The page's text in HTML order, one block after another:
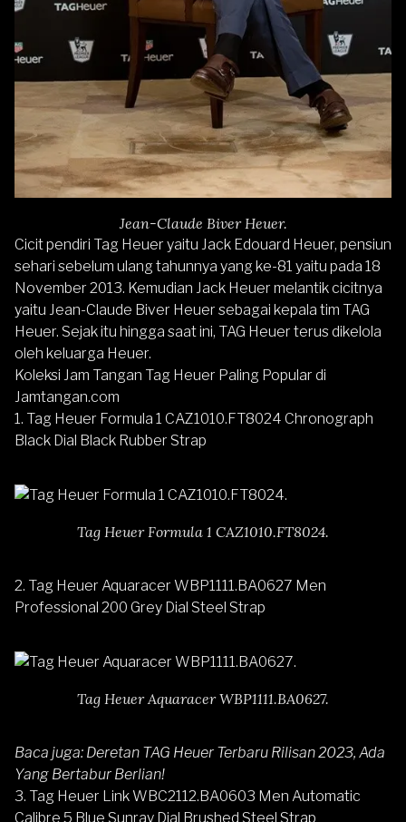
Jean-Claude Biver Heuer.
Cicit pendiri Tag Heuer yaitu Jack Edouard Heuer, pensiun
sehari sebelum ulang tahunnya yang ke-81 yaitu pada 18
November 2013. Kemudian Jack Heuer melantik cicitnya
yaitu Jean-Claude Biver Heuer sebagai kepala tim TAG
Heuer. Sejak itu hingga saat ini, TAG Heuer terus dikelola
oleh keluarga Heuer.
Koleksi Jam Tangan Tag Heuer Paling Popular di
Jamtangan.com
1. Tag Heuer Formula 1 CAZ1010.FT8024 Chronograph
Black Dial Black Rubber Strap
Tag Heuer Formula 1 CAZ1010.FT8024.
2. Tag Heuer Aquaracer WBP1111.BA0627 Men
Professional 200 Grey Dial Steel Strap
Tag Heuer Aquaracer WBP1111.BA0627.
Baca juga: Deretan TAG Heuer Terbaru Rilisan 2023, Ada
Yang Bertabur Berlian!
3. Tag Heuer Link WBC2112.BA0603 Men Automatic
Calibre 5 Blue Sunray Dial Brushed Steel Strap